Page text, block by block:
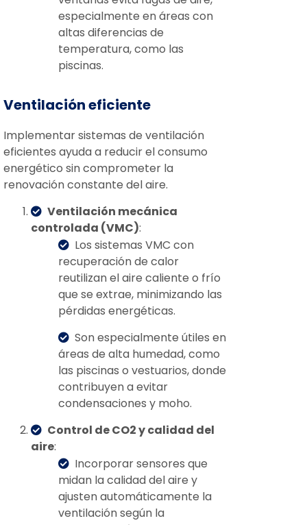
especialmente en áreas con
altas diferencias de
temperatura, como las
piscinas.
Ventilación eficiente
Implementar sistemas de ventilación
eficientes ayuda a reducir el consumo
energético sin comprometer la
renovación constante del aire.
Ventilación mecánica
controlada (VMC):
Los sistemas VMC con
recuperación de calor
reutilizan el aire caliente o frío
que se extrae, minimizando las
pérdidas energéticas.
Son especialmente útiles en
áreas de alta humedad, como
las piscinas o vestuarios, donde
contribuyen a evitar
condensaciones y moho.
Control de CO2 y calidad del
aire:
Incorporar sensores que
midan la calidad del aire y
ajusten automáticamente la
ventilación según la